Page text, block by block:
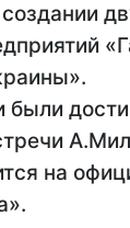
были
на